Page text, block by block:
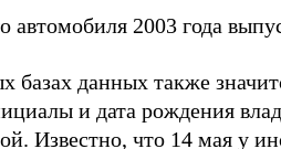
автомобиля 2003 года
базах данных также
и дата рождения
Известно, что 14 мая у